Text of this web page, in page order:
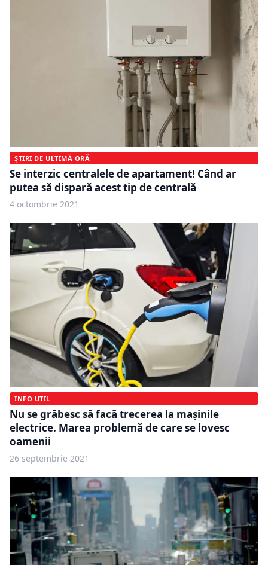
ȘTIRI DE ULTIMĂ ORĂ
Se interzic centralele de apartament! Când ar
putea să dispară acest tip de centrală
4 octombrie 2021
INFO UTIL
Nu se grăbesc să facă trecerea la mașinile
electrice. Marea problemă de care se lovesc
oamenii
26 septembrie 2021